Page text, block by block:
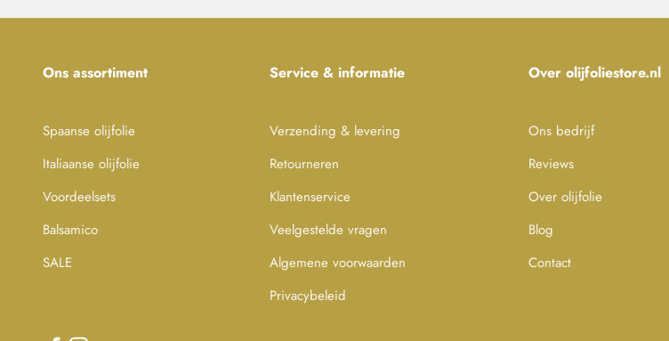
Ons assortiment
Spaanse olijfolie
Italiaanse olijfolie
Voordeelsets
Balsamico
SALE
Service & informatie
Verzending & levering
Retourneren
Klantenservice
Veelgestelde vragen
Algemene voorwaarden
Privacybeleid
Over olijfoliestore.nl
Ons bedrijf
Reviews
Over olijfolie
Blog
Contact